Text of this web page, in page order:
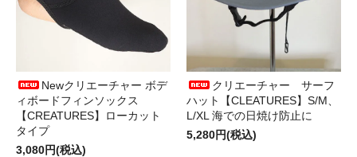
Newクリエーチャー ボデ
ィボードフィンソックス
【CREATURES】ローカット
タイプ
3,080円(税込)
クリエーチャー サーフ
ハット【CLEATURES】S/M、
L/XL 海での日焼け防止に
5,280円(税込)